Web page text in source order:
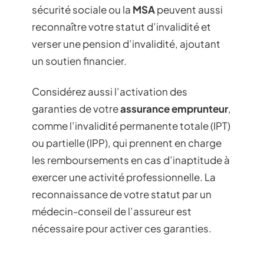
sécurité sociale ou la MSApeuvent aussi
reconnaître votre statut d’invalidité et
verser une pension d’invalidité, ajoutant
un soutien financier.
Considérez aussi l’activation des
garanties de votreassurance emprunteur,
comme l’invalidité permanente totale (IPT)
ou partielle (IPP), qui prennent en charge
les remboursements en cas d’inaptitude à
exercer une activité professionnelle. La
reconnaissance de votre statut par un
médecin-conseil de l’assureur est
nécessaire pour activer ces garanties.